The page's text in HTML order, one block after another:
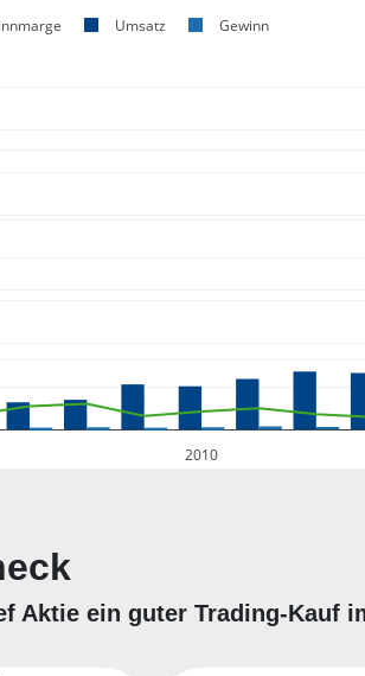
2010
Umsatz Gewinn
Aktie ein guter Trading-Kauf